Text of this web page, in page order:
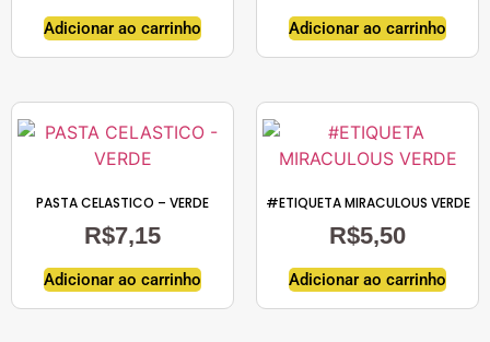
Adicionar ao carrinho Adicionar ao carrinho
PASTA CELASTICO – VERDE
R$7,15
Adicionar ao carrinho
#ETIQUETA MIRACULOUS VERDE
R$5,50
Adicionar ao carrinho